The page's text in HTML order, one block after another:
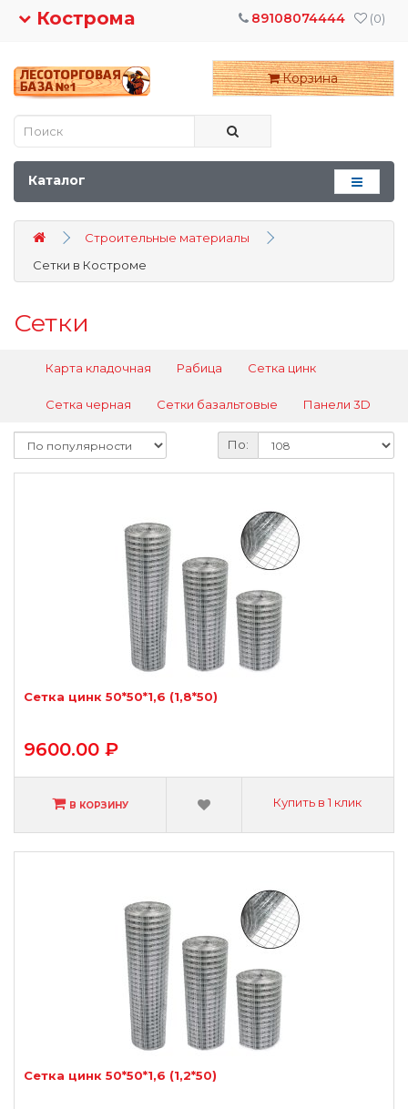
Кострома (0)
89108074444
Корзина
Каталог
Строительные материалы
Сетки в Костроме
Сетки
Карта кладочная Рабица Сетка цинк
Сетка черная Сетки базальтовые Панели 3D
По:
Сетка цинк 50*50*1,6 (1,8*50)
9600.00 ₽
В КОРЗИНУ Купить в 1 клик
Сетка цинк 50*50*1,6 (1,2*50)